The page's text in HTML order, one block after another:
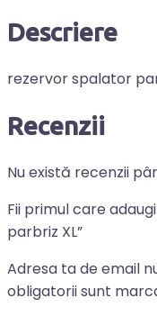
Descriere
rezervor spalator
Recenzii
Nu există recenzii
Fii primul care
parbriz XL”
Adresa ta de email
obligatorii sunt